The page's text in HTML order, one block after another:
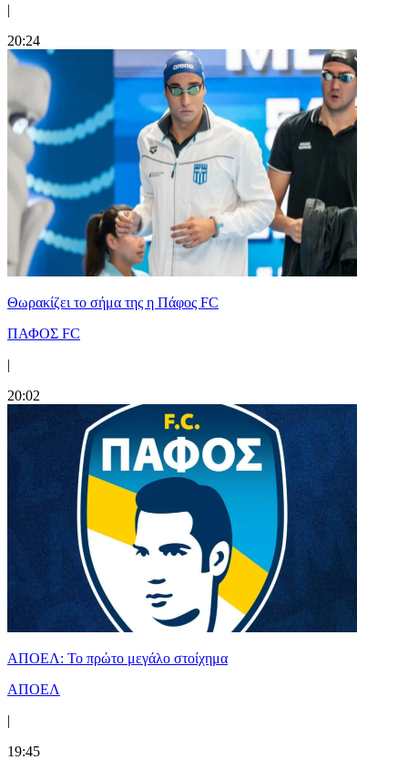
|
20:24
Θωρακίζει το σήμα της η Πάφος FC
ΠΑΦΟΣ FC
|
20:02
ΑΠΟΕΛ: Το πρώτο μεγάλο στοίχημα
ΑΠΟΕΛ
|
19:45